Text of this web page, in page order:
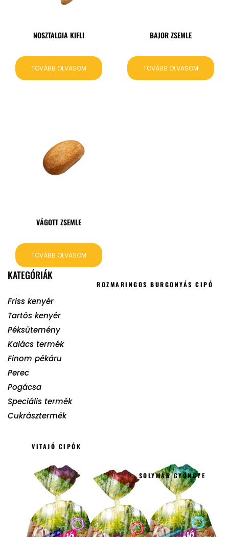
NOSZTALGIA KIFLI
TOVÁBB OLVASOM
BAJOR ZSEMLE
TOVÁBB OLVASOM
VÁGOTT ZSEMLE
TOVÁBB OLVASOM
KATEGÓRIÁK
Friss kenyér
Tartós kenyér
Péksütemény
Kalács termék
Finom pékáru
Perec
Pogácsa
Speciális termék
Cukrásztermék
VITAJÓ CIPÓK
SOLYMÁR GYÖNGYE
ROZMARINGOS BURGONYÁS CIPÓ